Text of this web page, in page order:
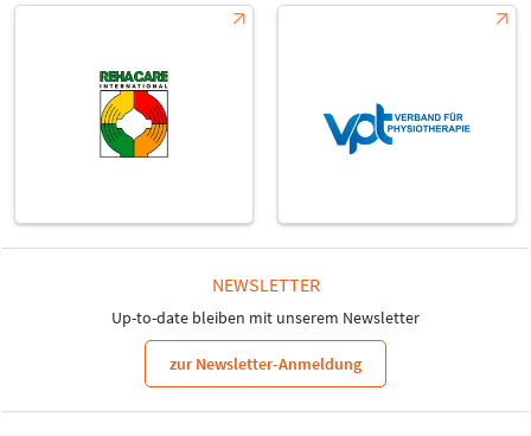
NEWSLETTER
Up-to-date bleiben mit unserem Newsletter
zur Newsletter-Anmeldung